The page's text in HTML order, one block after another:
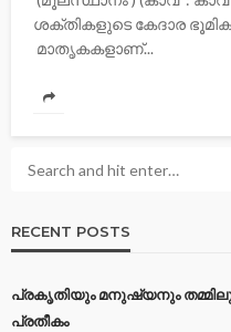
ശക്തികളുടെ കേദാര
മാതൃകകളാണ്...
RECENT POSTS
പ്രകൃതിയും മനുഷ്യനും
പ്രതീകം